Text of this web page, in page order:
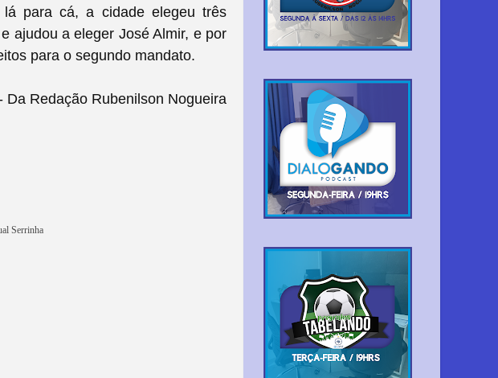
para cá, a cidade elegeu três
ajudou a eleger José Almir, e por
para o segundo mandato.
Da Redação Rubenilson Nogueira
Serrinha